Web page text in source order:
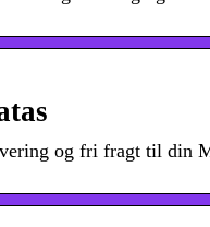
og fri fragt til din